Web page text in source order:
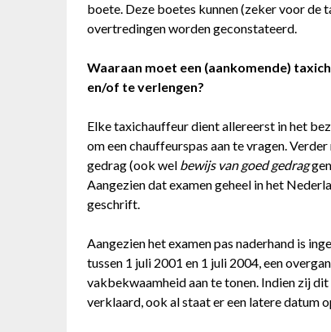
boete. Deze boetes kunnen (zeker voor
overtredingen worden geconstateerd.
Waaraan moet een (aankomende)
en/of te verlengen?
Elke taxichauffeur dient allereerst in het
om een chauffeurspas aan te vragen.
gedrag (ook wel bewijs van goed gedrag
Aangezien dat examen geheel in het
geschrift.
Aangezien het examen pas naderhand is
tussen 1 juli 2001 en 1 juli 2004, een
vakbekwaamheid aan te tonen. Indien zij
verklaard, ook al staat er een latere datum